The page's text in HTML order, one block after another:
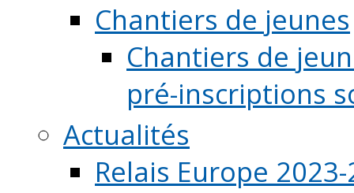
Chantiers de jeunes
Chantiers de
pré-inscriptions
Actualités
Relais Europe